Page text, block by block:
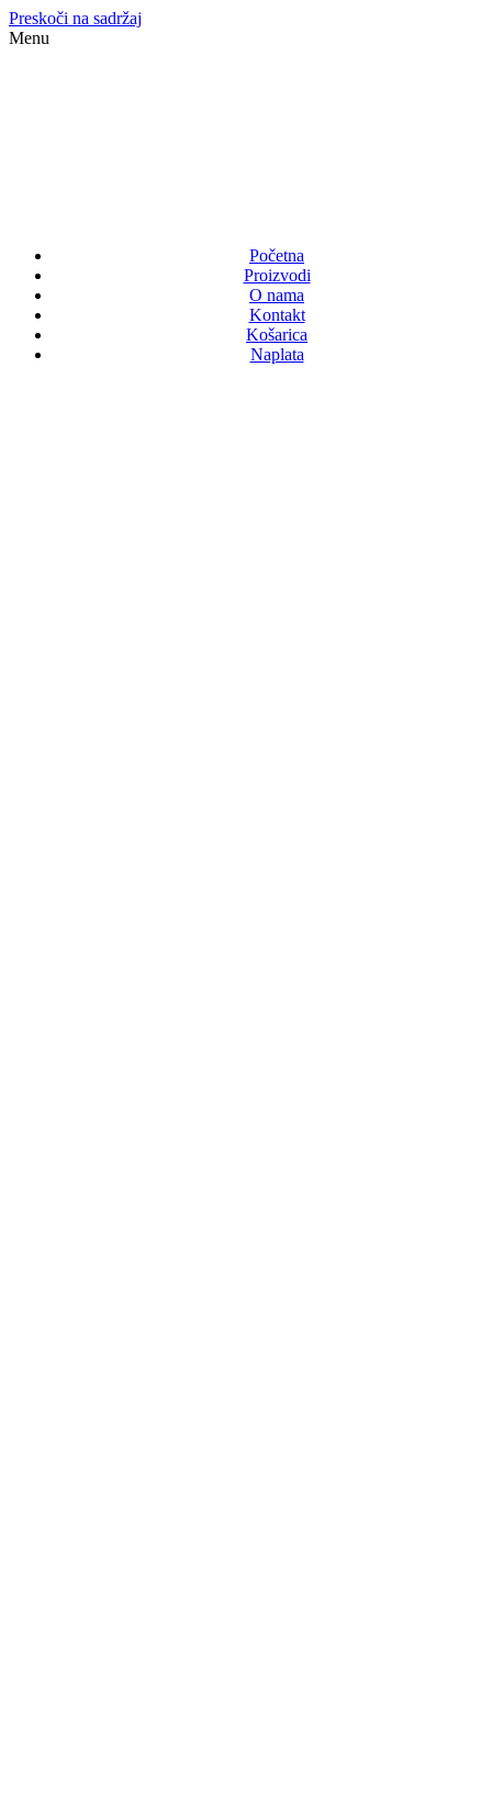
Preskoči na sadržaj
Menu
Početna
Proizvodi
O nama
Kontakt
Košarica
Naplata